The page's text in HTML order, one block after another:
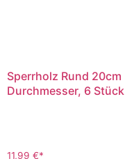
Sperrholz Rund 20cm
Durchmesser, 6 Stück
11,99 €